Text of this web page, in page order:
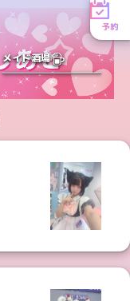
予約
メイド酒場